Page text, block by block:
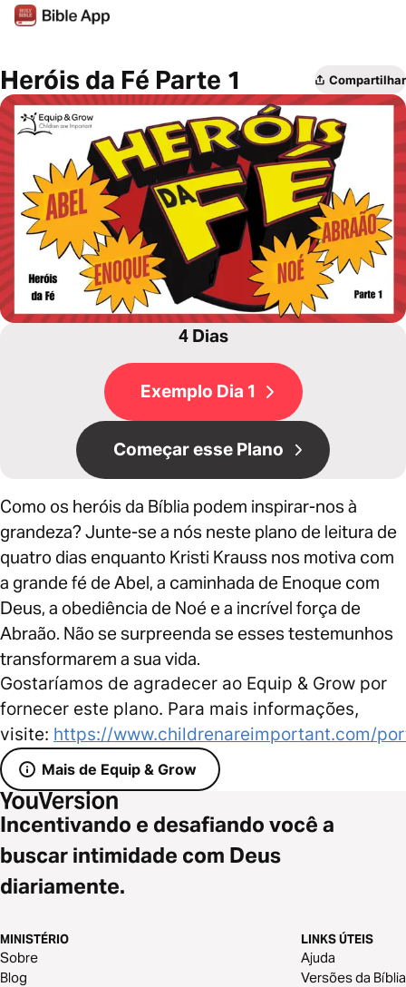
Heróis da Fé Parte 1 Compartilhar
4 Dias
Exemplo Dia 1
Começar esse Plano
Como os heróis da Bíblia podem inspirar-nos à
grandeza? Junte-se a nós neste plano de leitura de
quatro dias enquanto Kristi Krauss nos motiva com
a grande fé de Abel, a caminhada de Enoque com
Deus, a obediência de Noé e a incrível força de
Abraão. Não se surpreenda se esses testemunhos
transformarem a sua vida.
Gostaríamos de agradecer ao Equip & Grow por
fornecer este plano. Para mais informações,
visite: https://www.childrenareimportant.com/
Mais de Equip & Grow
Incentivando e desafiando você a
buscar intimidade com Deus
diariamente.
MINISTÉRIO
Sobre
Blog
LINKS ÚTEIS
Ajuda
Versões da Bíblia